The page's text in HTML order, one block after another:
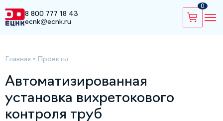
8 800 777 18 43
ecnk@ecnk.ru
0
Главная • Проекты
Автоматизированная
установка вихретокового
контроля труб